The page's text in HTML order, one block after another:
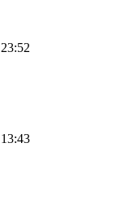
23:52
13:43